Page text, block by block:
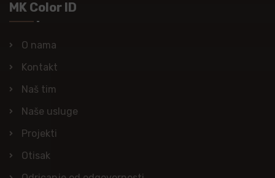
MK Color ID
O nama
Kontakt
Naš tim
Naše usluge
Projekti
Otisak